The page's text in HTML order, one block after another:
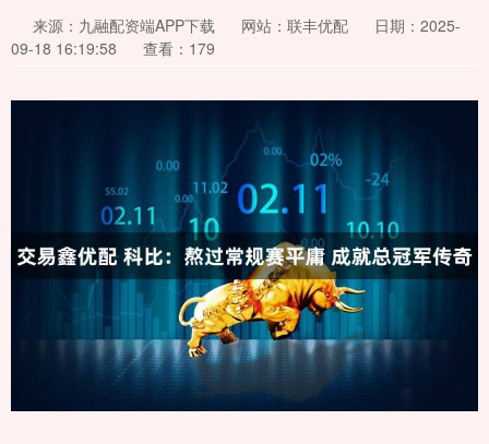
来源：九融配资端APP下载 网站：联丰优配
日期：2025-
09-18 16:19:58
查看：179